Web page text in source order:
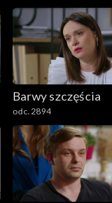
3000
Barwy szczęścia
odc. 2894